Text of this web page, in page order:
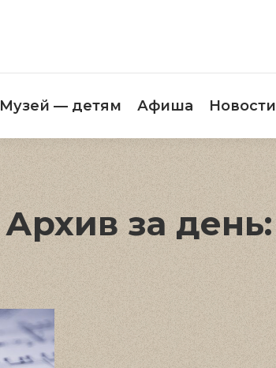
Музей — детям Афиша Новости
Архив за день: